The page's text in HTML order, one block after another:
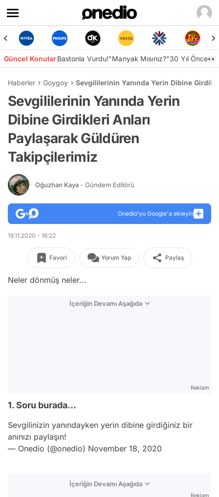
Güncel KonularBastonla Vurdu!"Manyak Mısınız?"30 Yıl Önce👀
Haberler Goygoy Sevgililerinin Yanında Yerin Dibine
Sevgililerinin Yanında Yerin
Dibine Girdikleri Anları
Paylaşarak Güldüren
Takipçilerimiz
Oğuzhan Kaya - Gündem Editörü
Onedio’yu Google'a ekleyin
19.11.2020 - 16:22
Favori Yorum Yap Paylaş
Neler dönmüş neler...
İçeriğin Devamı Aşağıda
Reklam
1. Soru burada...
Sevgilinizin yanındayken yerin dibine girdiğiniz bir
anınızı paylaşın!
— Onedio (@onedio) November 18, 2020
İçeriğin Devamı Aşağıda
Reklam